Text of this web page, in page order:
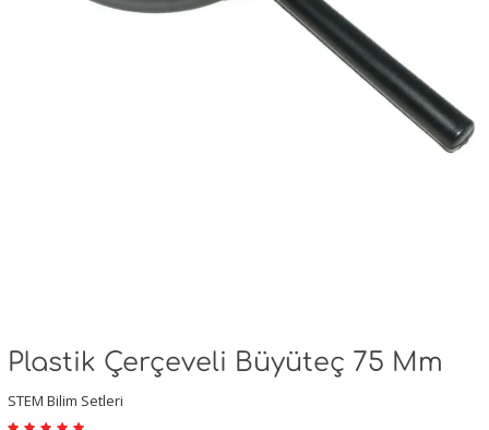
Plastik Çerçeveli Büyüteç 75 Mm
STEM Bilim Setleri